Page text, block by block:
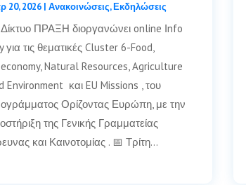
20, 2026 |Ανακοινώσεις,Εκδηλώσεις
ΠΡΑΞΗ διοργανώνει online Ιnfo
για τις θεματικές Cluster 6-Food,
Natural Resources, Agriculture
Environment και EU Missions , του
Ορίζοντας Ευρώπη, με την
της Γενικής Γραμματείας
και Καινοτομίας . 📅 Τρίτη…